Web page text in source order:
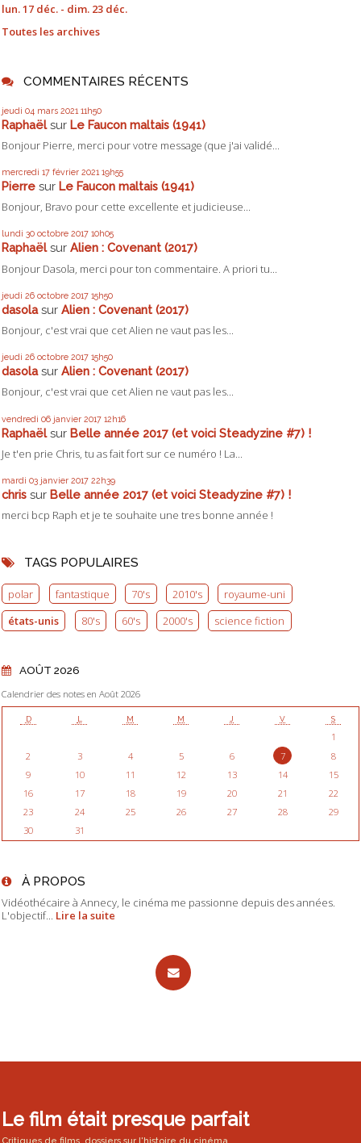
lun. 17 déc. - dim. 23 déc.
Toutes les archives
COMMENTAIRES RÉCENTS
jeudi 04 mars 2021 11h50
Raphaëlsur Le Faucon maltais (1941)
Bonjour Pierre, merci pour votre message (que j'ai validé...
mercredi 17 février 2021 19h55
Pierre sur Le Faucon maltais (1941)
Bonjour, Bravo pour cette excellente et judicieuse...
lundi 30 octobre 2017 10h05
Raphaëlsur Alien : Covenant (2017)
Bonjour Dasola, merci pour ton commentaire. A priori tu...
jeudi 26 octobre 2017 15h50
dasolasur Alien : Covenant (2017)
Bonjour, c'est vrai que cet Alien ne vaut pas les...
jeudi 26 octobre 2017 15h50
dasolasur Alien : Covenant (2017)
Bonjour, c'est vrai que cet Alien ne vaut pas les...
vendredi 06 janvier 2017 12h16
Raphaëlsur Belle année 2017 (et voici Steadyzine #7) !
Je t'en prie Chris, tu as fait fort sur ce numéro ! La...
mardi 03 janvier 2017 22h39
chris sur Belle année 2017 (et voici Steadyzine #7) !
merci bcp Raph et je te souhaite une tres bonne année !
TAGS POPULAIRES
polar fantastique 70's 2010's
royaume-uni
états-unis
80's 60's 2000's science fiction
AOÛT 2026
Calendrier des notes en Août 2026
D L M M J V S
1
2
3 4 5 6 7
8
9
10 11 12 13 14
15
16
17 18 19 20 21
22
23
24 25 26 27 28
29
30
31
À PROPOS
Vidéothécaire à Annecy, le cinéma me passionne depuis des années.
L'objectif... Lire la suite
Le film était presque parfait